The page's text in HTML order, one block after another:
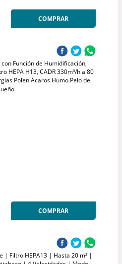
COMPRAR
Función de Humidificación,
HEPA H13, CADR 330m³/h a 80
Polen Ácaros Humo Pelo de
COMPRAR
| Filtro HEPA13 | Hasta 20 m² |